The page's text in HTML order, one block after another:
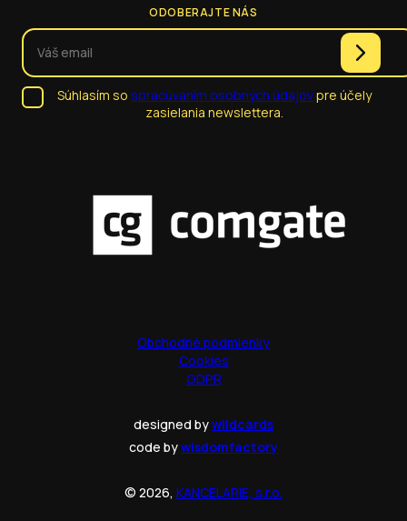
ODOBERAJTE NÁS
Súhlasím so spracúvaním osobných údajovpre účely
zasielania newslettera.
Obchodné podmienky
Cookies
GDPR
designed bywildcards
code bywisdomfactory
© 2026, KANCELARIE, s.r.o.